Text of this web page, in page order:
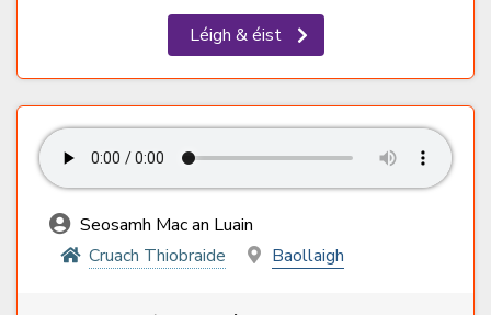
Léigh & éist
Seosamh Mac an Luain
Cruach Thiobraide
Baollaigh